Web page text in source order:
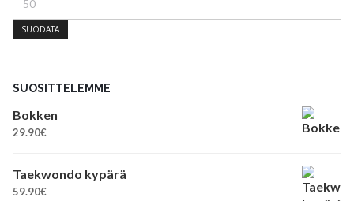
SUODATA
SUOSITTELEMME
Bokken
29.90€
Taekwondo kypärä
59.90€